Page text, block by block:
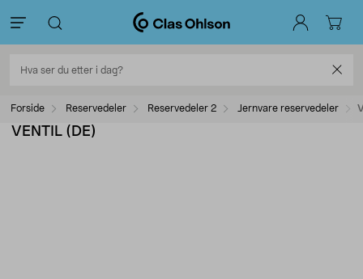
Forside Reservedeler Reservedeler 2 Jernvare reservedeler
VENTIL (DE)